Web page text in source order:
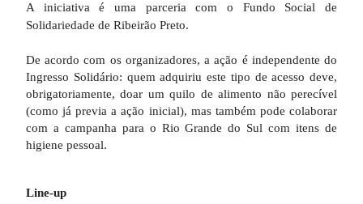
A iniciativa é uma parceria com o Fundo Social de
Solidariedade de Ribeirão Preto.
De acordo com os organizadores, a ação é independente do
Ingresso Solidário: quem adquiriu este tipo de acesso deve,
obrigatoriamente, doar um quilo de alimento não perecível
(como já previa a ação inicial), mas também pode colaborar
com a campanha para o Rio Grande do Sul com itens de
higiene pessoal.
Line-up